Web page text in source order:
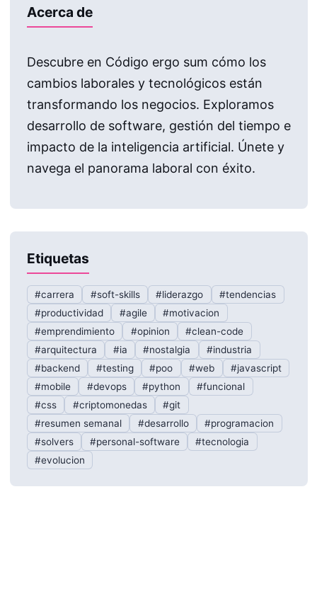
Acerca de
Descubre en Código ergo sum cómo los
cambios laborales y tecnológicos están
transformando los negocios. Exploramos
desarrollo de software, gestión del tiempo e
impacto de la inteligencia artificial. Únete y
navega el panorama laboral con éxito.
Etiquetas
#carrera #soft-skills #liderazgo
#tendencias
#productividad
#agile
#motivacion
#emprendimiento
#opinion
#clean-code
#arquitectura
#ia #nostalgia
#industria
#backend
#testing #poo #web
#javascript
#mobile
#devops #python
#funcional
#css
#criptomonedas
#git
#resumen semanal
#desarrollo
#programacion
#solvers
#personal-software
#tecnologia
#evolucion